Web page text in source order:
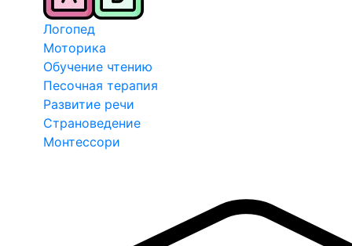
Логопед
Моторика
Обучение чтению
Песочная терапия
Развитие речи
Страноведение
Монтессори